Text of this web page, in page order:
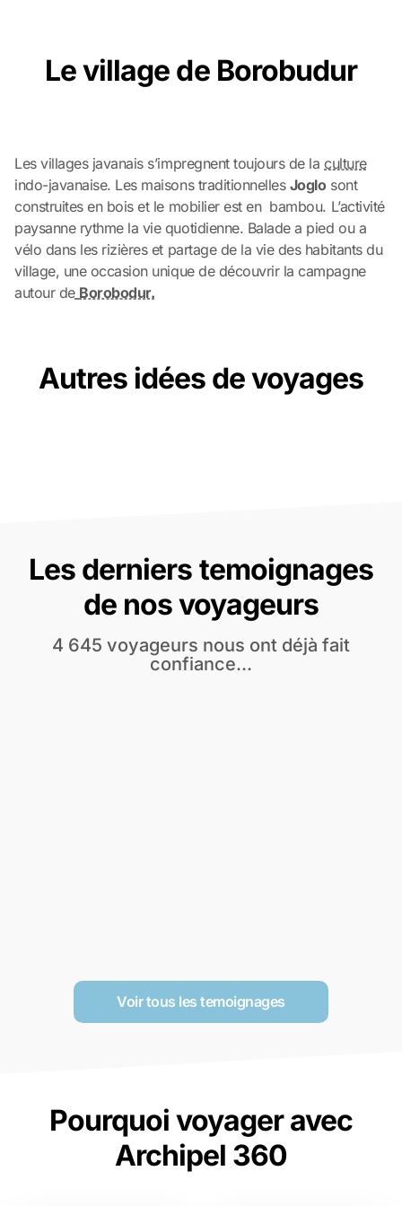
Le village de Borobudur
Les villages javanais s’impregnent toujours de la culture
indo-javanaise. Les maisons traditionnelles Joglosont
construites en bois et le mobilier est en bambou. L’activité
paysanne rythme la vie quotidienne. Balade a pied ou a
vélo dans les rizières et partage de la vie des habitants du
village, une occasion unique de découvrir la campagne
autour de Borobodur.
Autres idées de voyages
Les derniers temoignages
de nos voyageurs
4 645 voyageurs nous ont déjà fait
confiance...
Voir tous les temoignages
Pourquoi voyager avec
Archipel 360